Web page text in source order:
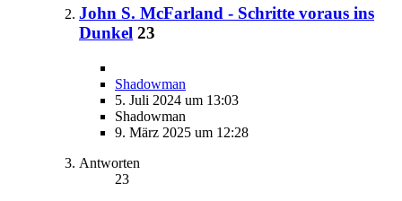
John S. McFarland - Schritte voraus ins
Dunkel 23
Shadowman
5. Juli 2024 um 13:03
Shadowman
9. März 2025 um 12:28
Antworten
23